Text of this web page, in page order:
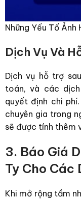
Những Yếu Tố
Dịch Vụ Và
Dịch vụ hỗ trợ
toán, và các
quyết định chi
chuyên gia trong
sẽ được tính thêm
3. Báo Giá
Ty Cho Các
Khi mở rộng tầm